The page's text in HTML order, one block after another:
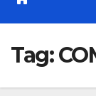
Tag: